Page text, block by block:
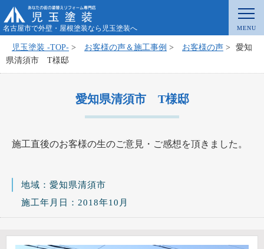
名古屋市で外壁・屋根塗装なら児玉塗装へ
児玉塗装 -TOP- > お客様の声＆施工事例 > お客様の声 >
愛知
県清須市 T様邸
愛知県清須市 T様邸
施工直後のお客様の生のご意見・ご感想を頂きました。
地域：愛知県清須市
施工年月日：2018年10月